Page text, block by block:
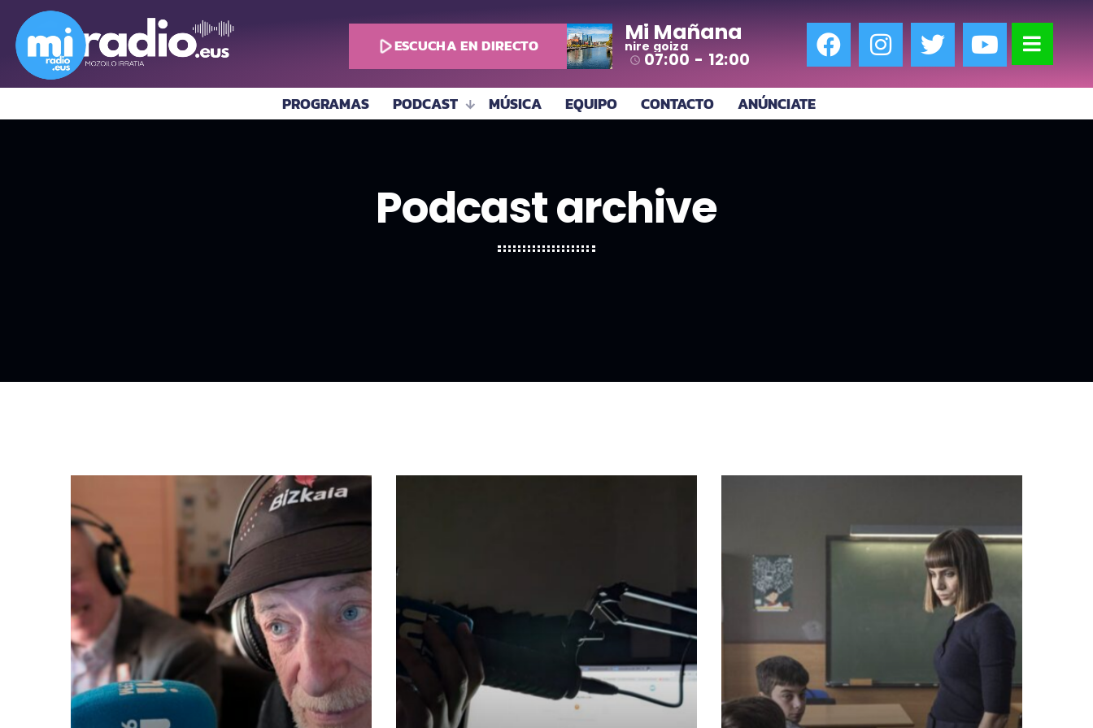
play_arrowESCUCHA EN DIRECTO Mi Mañana
nire goiza
access_time 07:00 - 12:00
PROGRAMAS PODCAST MÚSICA EQUIPO CONTACTO ANÚNCIATE
Podcast archive